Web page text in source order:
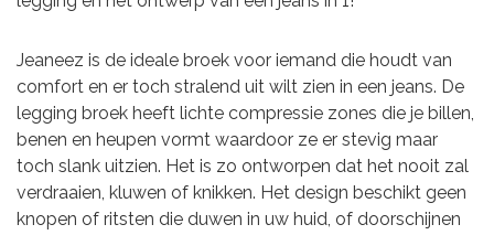
Jeaneez is de ideale broek voor iemand die houdt van
comfort en er toch stralend uit wilt zien in een jeans. De
legging broek heeft lichte compressie zones die je billen,
benen en heupen vormt waardoor ze er stevig maar
toch slank uitzien. Het is zo ontworpen dat het nooit zal
verdraaien, kluwen of knikken. Het design beschikt geen
knopen of ritsten die duwen in uw huid, of doorschijnen